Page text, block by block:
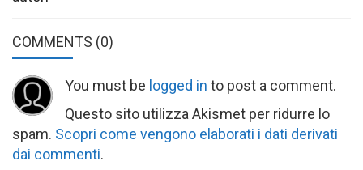
COMMENTS (0)
You must be logged in to post a comment.
Questo sito utilizza Akismet per ridurre lo
spam. Scopri come vengono elaborati i dati derivati
dai commenti.